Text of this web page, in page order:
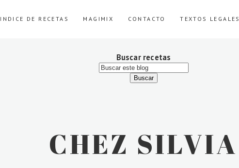
INDICE DE RECETAS MAGIMIX CONTACTO TEXTOS LEGALES
Buscar recetas
CHEZ SILVIA